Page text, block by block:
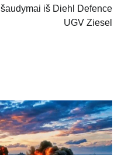
šaudymai iš Diehl Defence
UGV Ziesel